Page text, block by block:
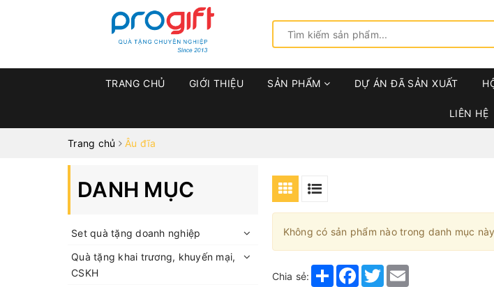
TRANG CHỦ GIỚI THIỆU SẢN PHẨM DỰ ÁN ĐÃ SẢN XUẤT
LIÊN HỆ
Trang chủ Âu đĩa
Không có sản phẩm nào trong danh mục
Chia sẻ: ShareFacebook
TwitterEmail
DANH MỤC
Set quà tặng doanh nghiệp
Quà tặng khai trương, khuyến mại,
CSKH